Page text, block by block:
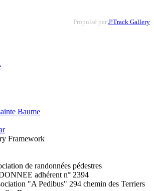
Propulsé par J!Track Gallery
Framework
de randonnées pédestres
adhérent n° 2394
"A Pedibus" 294 chemin des Terriers